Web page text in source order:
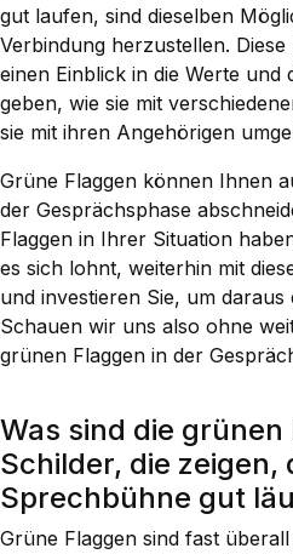
gut laufen, sind dieselben
Verbindung herzustellen.
einen Einblick in die Werte
geben, wie sie mit
sie mit ihren Angehörigen
Grüne Flaggen können Ihnen
der Gesprächsphase
Flaggen in Ihrer Situation
es sich lohnt, weiterhin mit
und investieren Sie, um
Schauen wir uns also ohne
grünen Flaggen in der
Was sind die grünen
Schilder, die zeigen,
Sprechbühne gut
Grüne Flaggen sind fast